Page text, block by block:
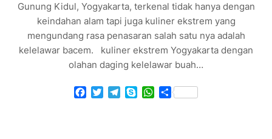
Gunung Kidul, Yogyakarta, terkenal tidak hanya dengan
keindahan alam tapi juga kuliner ekstrem yang
mengundang rasa penasaran salah satu nya adalah
kelelawar bacem. kuliner ekstrem Yogyakarta dengan
olahan daging kelelawar buah…
Facebook
TwitterTelegram
SkypeWhatsApp
Share